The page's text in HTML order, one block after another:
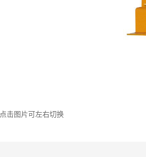
点击图片可左右切换